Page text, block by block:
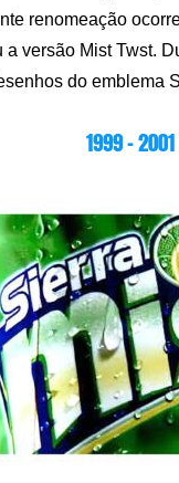
renomeação
versão Mist Twst.
do emblema
1999 – 2001